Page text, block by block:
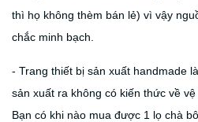
thì họ không thèm bán lẻ) vì vậy
chắc minh bạch.
- Trang thiết bị sản xuất handmade
sản xuất ra không có kiến thức về
Bạn có khi nào mua được 1 lọ chà